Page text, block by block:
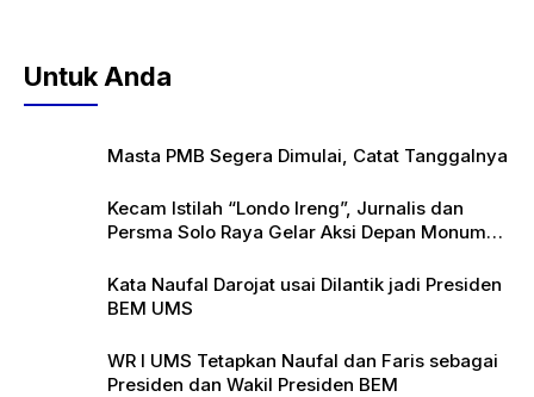
Untuk Anda
Masta PMB Segera Dimulai, Catat Tanggalnya
Kecam Istilah “Londo Ireng”, Jurnalis dan
Persma Solo Raya Gelar Aksi Depan Monumen
Kata Naufal Darojat usai Dilantik jadi Presiden
BEM UMS
WR I UMS Tetapkan Naufal dan Faris sebagai
Presiden dan Wakil Presiden BEM